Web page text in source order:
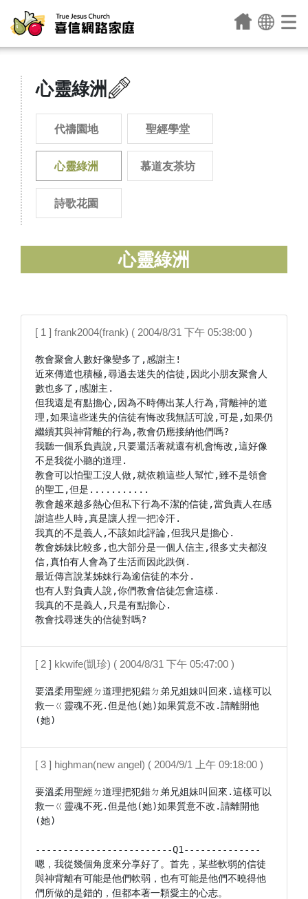
心靈綠洲
代禱園地 聖經學堂
心靈綠洲 慕道友茶坊
詩歌花園
心靈綠洲
[ 1 ] frank2004(frank) ( 2004/8/31 下午 05:38:00 )
教會聚會人數好像變多了,感謝主!
近來傳道也積極,尋過去迷失的信徒,因此小朋友聚會人
數也多了,感謝主.
但我還是有點擔心,因為不時傳出某人行為,背離神的道
理,如果這些迷失的信徒有悔改我無話可說,可是,如果仍
繼續其與神背離的行為,教會仍應接納他們嗎?
我聽一個系負責說,只要還活著就還有机會悔改,這好像
不是我從小聽的道理.
教會可以怕聖工沒人做,就依賴這些人幫忙,雖不是領會
的聖工,但是...........
教會越來越多熱心但私下行為不潔的信徒,當負責人在感
謝這些人時,真是讓人捏一把冷汗.
我真的不是義人,不該如此評論,但我只是擔心.
教會姊妹比較多,也大部分是一個人信主,很多丈夫都沒
信,真怕有人會為了生活而因此跌倒.
最近傳言說某姊妹行為逾信徒的本分.
也有人對負責人說,你們教會信徒怎會這樣.
我真的不是義人,只是有點擔心.
教會找尋迷失的信徒對嗎?
[ 2 ] kkwife(凱珍) ( 2004/8/31 下午 05:47:00 )
要溫柔用聖經ㄉ道理把犯錯ㄉ弟兄姐妹叫回來.這樣可以
救一ㄍ靈魂不死.但是他(她)如果質意不改.請離開他
(她)
[ 3 ] highman(new angel) ( 2004/9/1 上午 09:18:00 )
要溫柔用聖經ㄉ道理把犯錯ㄉ弟兄姐妹叫回來.這樣可以
救一ㄍ靈魂不死.但是他(她)如果質意不改.請離開他
(她)
-------------------------Q1--------------
嗯，我從幾個角度來分享好了。首先，某些軟弱的信徒
與神背離有可能是他們軟弱，也有可能是他們不曉得他
們所做的是錯的，但都本著一顆愛主的心志。